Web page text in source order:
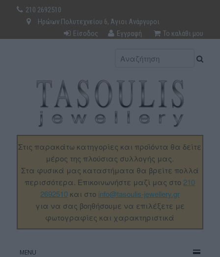
210 2692510
Ηρώων Πολυτεχνείου 6, Άγιοι Ανάργυροι
Είσοδος
Εγγραφή Το καλάθι μου
Στις παρακάτω κατηγορίες και προϊόντα θα δείτε
μέρος της πλούσιας συλλογής μας.
Στα φυσικά μας καταστήματα θα βρείτε πολλά
περισσότερα. Επικοινωνήστε μαζί μας στο 210
2692510και στο info@tasoulis-jewellery.gr
για να σας βοηθήσουμε να επιλέξετε με
φωτογραφίες και χαρακτηριστικά
MENU